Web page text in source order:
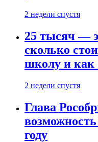
2 недели спустя
25 тысяч —
сколько
школу и как
2 недели спустя
Глава
году